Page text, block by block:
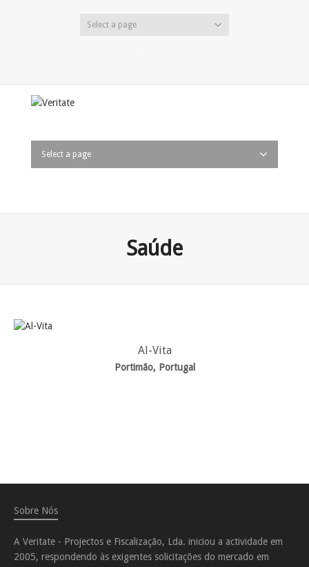
Select a page
Select a page
Saúde
Al-Vita
Portimão, Portugal
Sobre Nós
A Veritate - Projectos e Fiscalização, Lda. iniciou a actividade em
2005, respondendo às exigentes solicitações do mercado em